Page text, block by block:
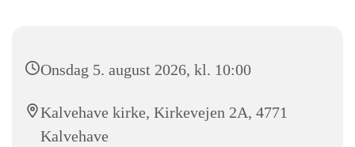
Onsdag 5. august 2026, kl. 10:00
Kalvehave kirke, Kirkevejen 2A, 4771
Kalvehave